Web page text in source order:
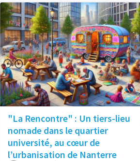
"La Rencontre" : Un tiers-lieu
nomade dans le quartier
université, au cœur de
l’urbanisation de Nanterre